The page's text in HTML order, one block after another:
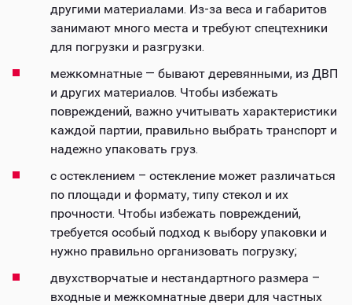
другими материалами. Из-за веса и габаритов
занимают много места и требуют спецтехники
для погрузки и разгрузки.
межкомнатные — бывают деревянными, из ДВП
и других материалов. Чтобы избежать
повреждений, важно учитывать характеристики
каждой партии, правильно выбрать транспорт и
надежно упаковать груз.
с остеклением – остекление может различаться
по площади и формату, типу стекол и их
прочности. Чтобы избежать повреждений,
требуется особый подход к выбору упаковки и
нужно правильно организовать погрузку;
двухстворчатые и нестандартного размера –
входные и межкомнатные двери для частных